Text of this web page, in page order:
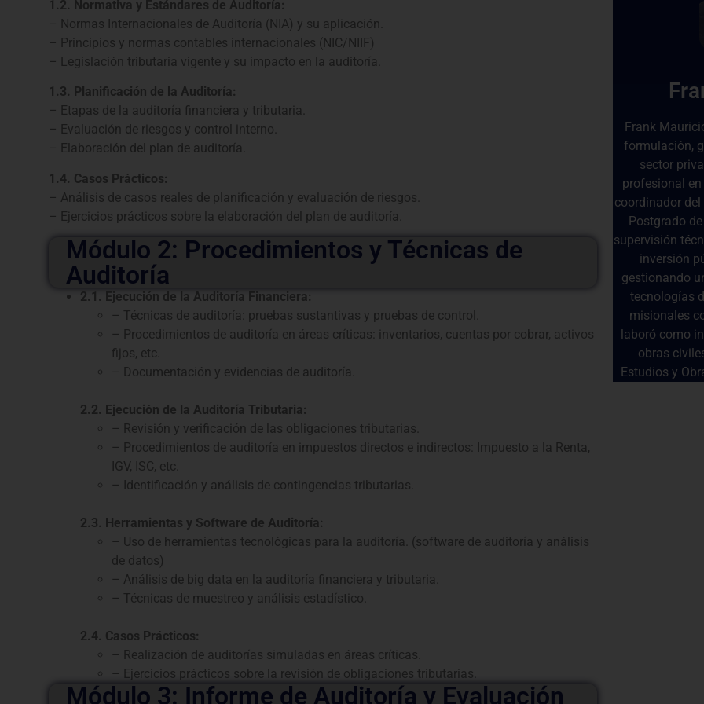
1.2. Normativa y Estándares de Auditoría:
– Normas Internacionales de Auditoría (NIA) y su aplicación.
– Principios y normas contables internacionales (NIC/NIIF)
– Legislación tributaria vigente y su impacto en la auditoría.
1.3. Planificación de la Auditoría:
– Etapas de la auditoría financiera y tributaria.
– Evaluación de riesgos y control interno.
– Elaboración del plan de auditoría.
1.4. Casos Prácticos:
– Análisis de casos reales de planificación y evaluación de riesgos.
– Ejercicios prácticos sobre la elaboración del plan de auditoría.
Módulo 2: Procedimientos y Técnicas de
Auditoría
2.1. Ejecución de la Auditoría Financiera:
– Técnicas de auditoría: pruebas sustantivas y pruebas de control.
– Procedimientos de auditoría en áreas críticas: inventarios, cuentas por cobrar, activos
fijos, etc.
– Documentación y evidencias de auditoría.
2.2. Ejecución de la Auditoría Tributaria:
– Revisión y verificación de las obligaciones tributarias.
– Procedimientos de auditoría en impuestos directos e indirectos: Impuesto a la Renta,
IGV, ISC, etc.
– Identificación y análisis de contingencias tributarias.
2.3. Herramientas y Software de Auditoría:
– Uso de herramientas tecnológicas para la auditoría. (software de auditoría y análisis
de datos)
– Análisis de big data en la auditoría financiera y tributaria.
– Técnicas de muestreo y análisis estadístico.
2.4. Casos Prácticos:
– Realización de auditorías simuladas en áreas críticas.
– Ejercicios prácticos sobre la revisión de obligaciones tributarias.
Módulo 3: Informe de Auditoría y Evaluación
Frank
formulación,
sector
profesional
coordinador
Postgrado
supervisión
inversión
gestionando
tecnologías
misionales
laboró como
obras
Estudios y